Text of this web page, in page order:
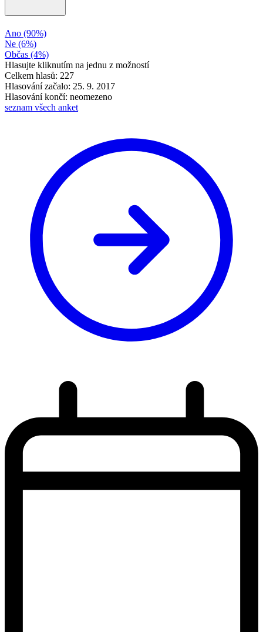
Ano (90%)
Ne (6%)
Občas (4%)
Hlasujte kliknutím na jednu z možností
Celkem hlasů: 227
Hlasování začalo: 25. 9. 2017
Hlasování končí: neomezeno
seznam všech anket